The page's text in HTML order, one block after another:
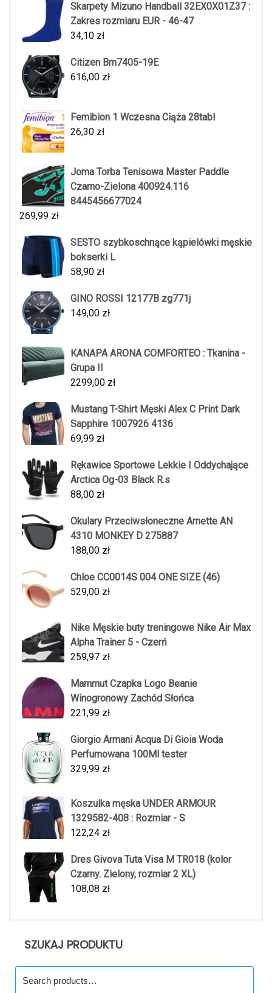
Skarpety Mizuno Handball 32EX0X01Z37 :
Zakres rozmiaru EUR - 46-47
34,10 zł
Citizen Bm7405-19E
616,00 zł
Femibion 1 Wczesna Ciąża 28tabl
26,30 zł
Joma Torba Tenisowa Master Paddle
Czarno-Zielona 400924.116
8445456677024
269,99 zł
SESTO szybkoschnące kąpielówki męskie
bokserki L
58,90 zł
GINO ROSSI 12177B zg771j
149,00 zł
KANAPA ARONA COMFORTEO : Tkanina -
Grupa II
2299,00 zł
Mustang T-Shirt Męski Alex C Print Dark
Sapphire 1007926 4136
69,99 zł
Rękawice Sportowe Lekkie I Oddychające
Arctica Og-03 Black R.s
88,00 zł
Okulary Przeciwsłoneczne Arnette AN
4310 MONKEY D 275887
188,00 zł
Chloe CC0014S 004 ONE SIZE (46)
529,00 zł
Nike Męskie buty treningowe Nike Air Max
Alpha Trainer 5 - Czerń
259,97 zł
Mammut Czapka Logo Beanie
Winogronowy Zachód Słońca
221,99 zł
Giorgio Armani Acqua Di Gioia Woda
Perfumowana 100Ml tester
329,99 zł
Koszulka męska UNDER ARMOUR
1329582-408 : Rozmiar - S
122,24 zł
Dres Givova Tuta Visa M TR018 (kolor
Czarny. Zielony, rozmiar 2 XL)
108,08 zł
SZUKAJ PRODUKTU
for: